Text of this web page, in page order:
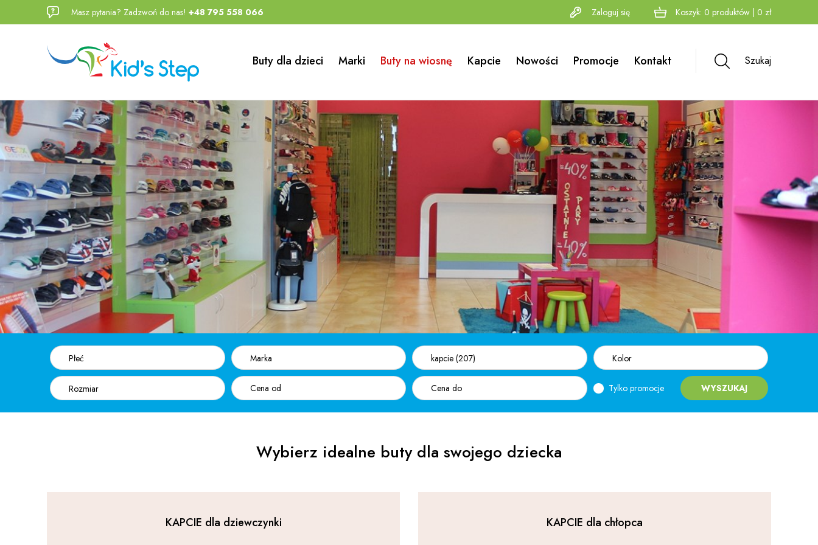
Przejdź
do menu
głównego
Przejdź
menu w
Masz pytania? Zadzwoń do nas! +48 795 558 066 Zaloguj się Koszyk: 0 produktów 0 zł
Buty dla dzieci Marki Buty na wiosnę Kapcie Nowości Promocje Kontakt Szukaj
Płeć Marka kapcie (207) Kolor
Rozmiar Tylko promocje WYSZUKAJ
Wybierz idealne buty dla swojego dziecka
KAPCIE dla dziewczynki KAPCIE dla chłopca